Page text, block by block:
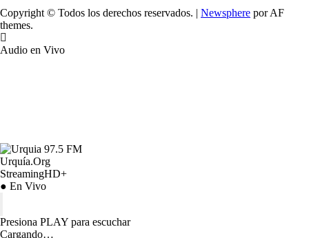
Copyright © Todos los derechos reservados. | Newsphere por AF
themes.
Audio en Vivo
Urquía.Org
StreamingHD+
● En Vivo
Presiona PLAY para escuchar
Cargando…